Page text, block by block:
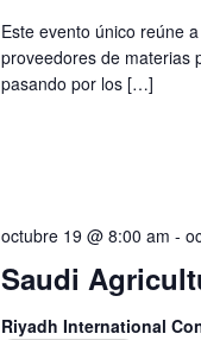
Este evento único reúne
proveedores de materias
pasando por los […]
Saudi
octubre 19 @ 8:00 am -
Riyadh International